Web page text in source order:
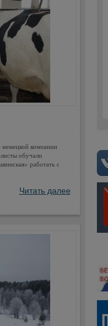
компании
обучали
работать с
Читать далее